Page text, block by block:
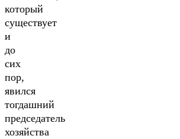
который
существует
и
до
сих
пор,
явился
тогдашний
председатель
хозяйства